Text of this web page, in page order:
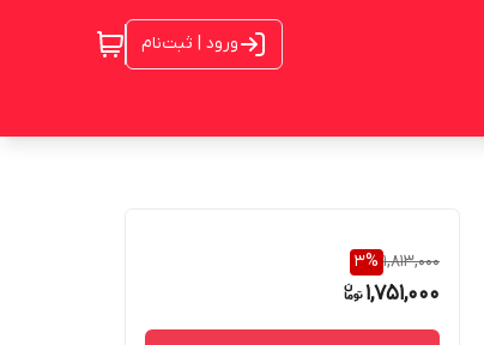
ورود | ثبت‌نام
1,813,000
3%
1,751,000